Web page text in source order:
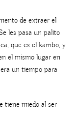
de extraer el
les pasa un palito
que es el kambo, y
el mismo lugar en
un tiempo para
tiene miedo al ser